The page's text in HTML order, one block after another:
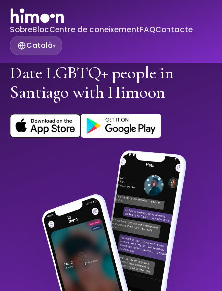
SobreBlocCentre de coneixementFAQContacte
Català▾
Date LGBTQ+ people in
Santiago with Himoon